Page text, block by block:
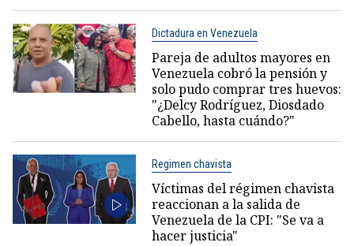
Dictadura en Venezuela
Pareja de adultos mayores en
Venezuela cobró la pensión y
solo pudo comprar tres huevos:
"¿Delcy Rodríguez, Diosdado
Cabello, hasta cuándo?"
Regimen chavista
Víctimas del régimen chavista
reaccionan a la salida de
Venezuela de la CPI: "Se va a
hacer justicia"